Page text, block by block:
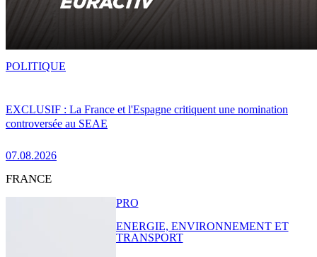
EXCLUSIF : La France et l'Espagne critiquent une nomination
controversée au SEAE
07.08.2026
POLITIQUE
FRANCE
PRO
ENERGIE, ENVIRONNEMENT ET
TRANSPORT